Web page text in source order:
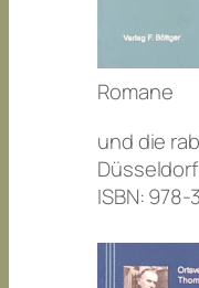
Romane
und die
ISBN: